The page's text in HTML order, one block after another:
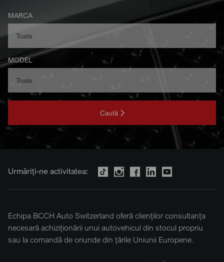
MARCA
MODEL
Caută
Urmăriți-ne activitatea:
Echipa BCCH Auto Switzerland oferă clienților consultanța
necesară achiziționării unui autovehicul din stocul propriu
sau la comandă de oriunde din țările Uniunii Europene.